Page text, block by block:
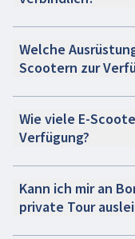
Welche
Scootern zur
Wie viele E-
Verfügung?
Kann ich mir an
private Tour